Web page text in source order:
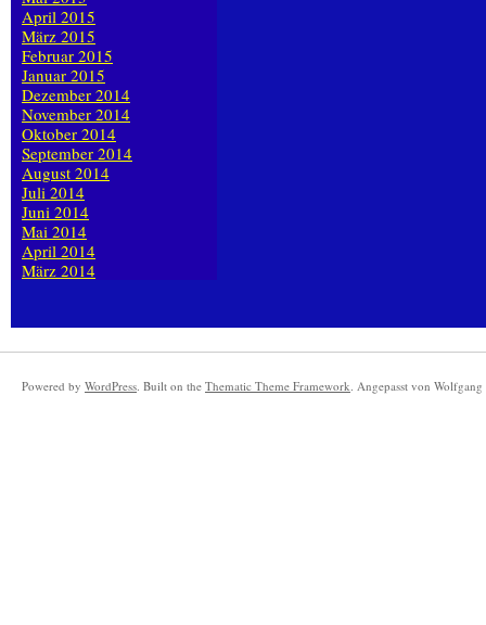
April 2015
März 2015
Februar 2015
Januar 2015
Dezember 2014
November 2014
Oktober 2014
September 2014
August 2014
Juli 2014
Juni 2014
Mai 2014
April 2014
März 2014
Powered by WordPress. Built on the Thematic Theme Framework. Angepasst von